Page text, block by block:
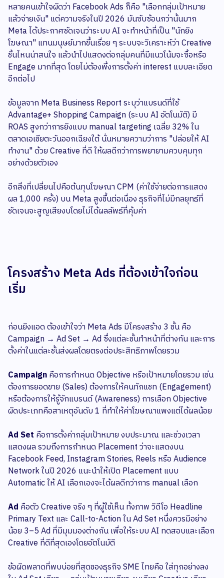
หลายคนเข้าใจผิดว่า Facebook Ads ก็คือ "เลือกกลุ่มเป้าหมาย
แล้วจ่ายเงิน" แต่ความจริงในปี 2026 มันซับซ้อนกว่านั้นมาก
Meta ได้ประกาศชัดเจนว่าระบบ AI จะทำหน้าที่เป็น "นักยิง
โฆษณา" แทนมนุษย์มากขึ้นเรื่อย ๆ ระบบจะวิเคราะห์ว่า Creative
ชิ้นไหนน่าสนใจ แล้วนำไปแสดงต่อกลุ่มคนที่มีแนวโน้มจะซื้อหรือ
Engage มากที่สุด โดยไม่ต้องพึ่งการตั้งค่า interest แบบละเอียด
อีกต่อไป
ข้อมูลจาก Meta Business Report ระบุว่าแบรนด์ที่ใช้
Advantage+ Shopping Campaign (ระบบ AI อัตโนมัติ) มี
ROAS สูงกว่าการยิงแบบ manual targeting เฉลี่ย 32% ใน
ตลาดเอเชียตะวันออกเฉียงใต้ นั่นหมายความว่าการ "ปล่อยให้ AI
ทำงาน" ด้วย Creative ที่ดี ให้ผลดีกว่าการพยายามควบคุมทุก
อย่างด้วยตัวเอง
อีกสิ่งที่เปลี่ยนไปคือต้นทุนโฆษณา CPM (ค่าใช้จ่ายต่อการแสดง
ผล 1,000 ครั้ง) บน Meta สูงขึ้นต่อเนื่อง ธุรกิจที่ไม่มีกลยุทธ์ที่
ชัดเจนจะสูญเสียงบโดยไม่ได้ผลลัพธ์ที่คุ้มค่า
โครงสร้าง Meta Ads ที่ต้องเข้าใจก่อน
เริ่ม
ก่อนยิงแอด ต้องเข้าใจว่า Meta Ads มีโครงสร้าง 3 ชั้น คือ
Campaign → Ad Set → Ad ซึ่งแต่ละชั้นทำหน้าที่ต่างกัน และการ
ตั้งค่าในแต่ละชั้นส่งผลโดยตรงต่อประสิทธิภาพโดยรวม
Campaignคือการกำหนด Objective หรือเป้าหมายโดยรวม เช่น
ต้องการยอดขาย (Sales) ต้องการให้คนทักแชท (Engagement)
หรือต้องการให้รู้จักแบรนด์ (Awareness) การเลือก Objective
ผิดประเภทคือสาเหตุอันดับ 1 ที่ทำให้ค่าโฆษณาแพงแต่ได้ผลน้อย
Ad Set คือการตั้งค่ากลุ่มเป้าหมาย งบประมาณ และช่วงเวลา
แสดงผล รวมถึงการกำหนด Placement ว่าจะแสดงบน
Facebook Feed, Instagram Stories, Reels หรือ Audience
Network ในปี 2026 แนะนำให้เปิด Placement แบบ
Automatic ให้ AI เลือกเองจะได้ผลดีกว่าการ manual เลือก
Ad คือตัว Creative จริง ๆ ที่ผู้ใช้เห็น ทั้งภาพ วิดีโอ Headline
Primary Text และ Call-to-Action ใน Ad Set หนึ่งควรมีอย่าง
น้อย 3–5 Ad ที่มีมุมมองต่างกัน เพื่อให้ระบบ AI ทดสอบและเลือก
Creative ที่ดีที่สุดเองโดยอัตโนมัติ
ข้อผิดพลาดที่พบบ่อยที่สุดของธุรกิจ SME ไทยคือ ใส่ทุกอย่างลง